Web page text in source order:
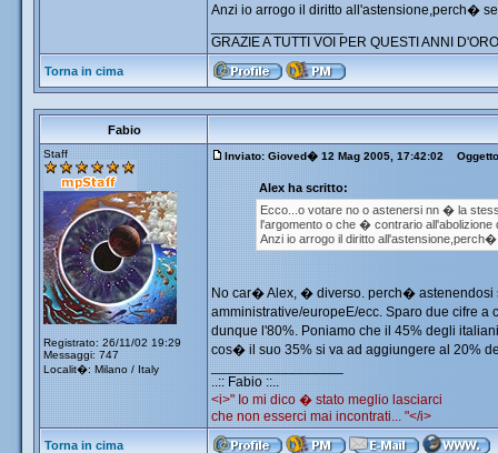
Anzi io arrogo il diritto all'astensione,perch�
GRAZIE A TUTTI VOI PER QUESTI ANNI
Torna in cima
Fabio
Staff
Registrato: 26/11/02 19:29
Messaggi: 747
Localit�: Milano / Italy
Inviato: Gioved� 12 Mag 2005, 17:42:02
Alex ha scritto:
Ecco...o votare no o astenersi nn � la
l'argomento o che � contrario all'abolizione
Anzi io arrogo il diritto
No car� Alex, � diverso. perch� astenendosi
amministrative/europeE/ecc. Sparo due cifre
dunque l'80%. Poniamo che il 45% degli
cos� il suo 35% si va ad aggiungere al 20%
..:: Fabio ::..
<i>" Io mi dico � stato meglio lasciarci
che non esserci mai incontrati... "</i>
Torna in cima